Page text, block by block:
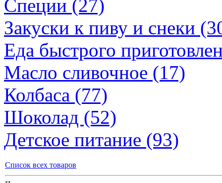
Специи (27)
Закуски к пиву и снеки
Еда быстрого
Масло сливочное (17)
Колбаса (77)
Шоколад (52)
Детское питание (93)
Список всех товаров